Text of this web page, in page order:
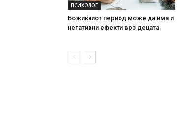
ПСИХОЛОГ
Божиќниот период може да има и
негативни ефекти врз децата